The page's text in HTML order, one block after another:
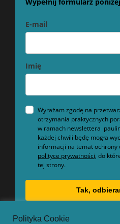
E-mail
Imię
Wyrażam zgodę na
otrzymania praktycznych
w ramach newslettera
każdej chwili będę mogła
informacji na temat ochrony
polityce prywatności, do
tej strony.
Tak,
Polityka Cookie